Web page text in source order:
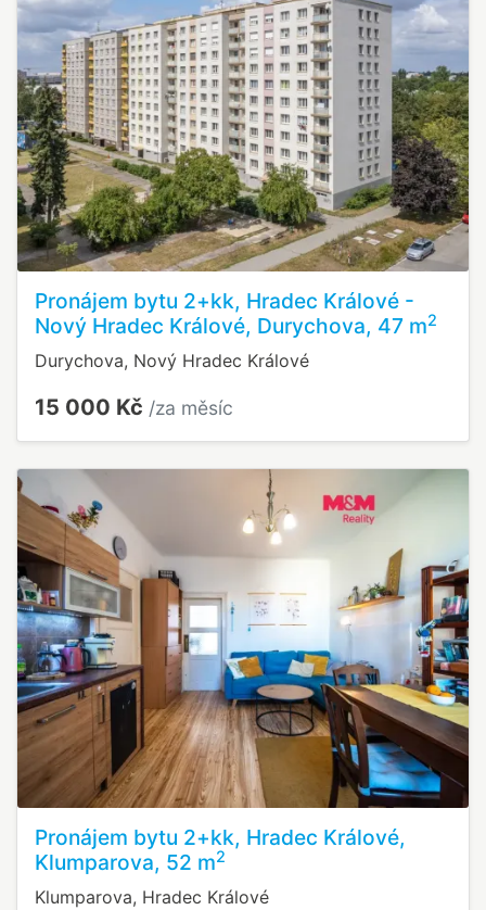
Pronájem bytu 2+kk, Hradec Králové -
Nový Hradec Králové, Durychova, 47 m2
Durychova, Nový Hradec Králové
15 000 Kč /za měsíc
Pronájem bytu 2+kk, Hradec Králové,
Klumparova, 52 m2
Klumparova, Hradec Králové